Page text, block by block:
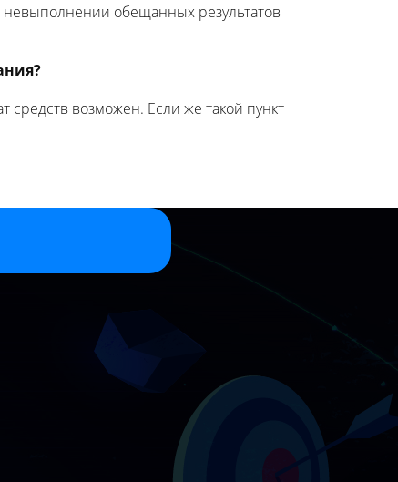
обещанных результатов
средств возможен. Если же такой пункт